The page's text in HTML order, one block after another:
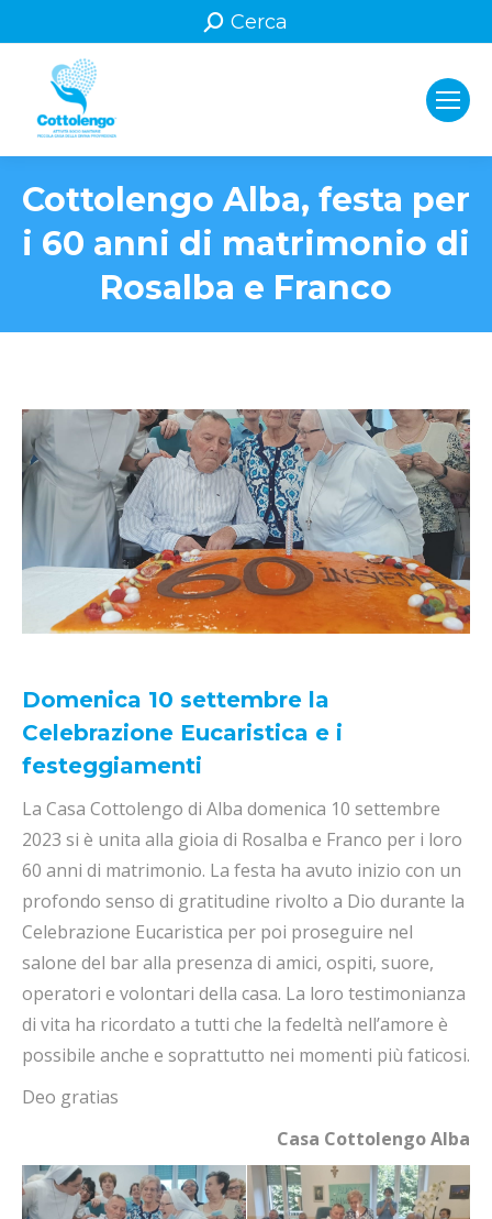
Search:
Cerca
Cottolengo Alba, festa per
i 60 anni di matrimonio di
Rosalba e Franco
Domenica 10 settembre la
Celebrazione Eucaristica e i
festeggiamenti
La Casa Cottolengo di Alba domenica 10 settembre
2023 si è unita alla gioia di Rosalba e Franco per i loro
60 anni di matrimonio. La festa ha avuto inizio con un
profondo senso di gratitudine rivolto a Dio durante la
Celebrazione Eucaristica per poi proseguire nel
salone del bar alla presenza di amici, ospiti, suore,
operatori e volontari della casa. La loro testimonianza
di vita ha ricordato a tutti che la fedeltà nell’amore è
possibile anche e soprattutto nei momenti più faticosi.
Deo gratias
Casa Cottolengo Alba